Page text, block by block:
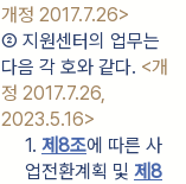
개정 2017.7.26>
② 지원센터의 업무는
다음 각 호와 같다. <개
정 2017.7.26,
2023.5.16>
1. 제8조에 따른 사
업전환계획 및 제8